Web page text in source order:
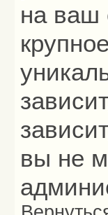
на ваш
вы не